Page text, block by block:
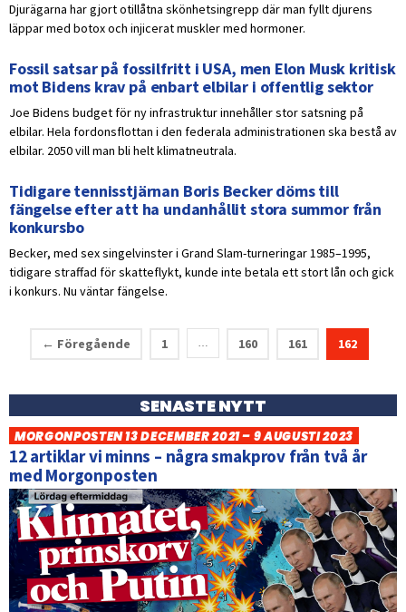
Djurägarna har gjort otillåtna skönhetsingrepp där man fyllt djurens
läppar med botox och injicerat muskler med hormoner.
Fossil satsar på fossilfritt i USA, men Elon Musk kritisk
mot Bidens krav på enbart elbilar i offentlig sektor
Joe Bidens budget för ny infrastruktur innehåller stor satsning på
elbilar. Hela fordonsflottan i den federala administrationen ska bestå av
elbilar. 2050 vill man bli helt klimatneutrala.
Tidigare tennisstjärnan Boris Becker döms till
fängelse efter att ha undanhållit stora summor från
konkursbo
Becker, med sex singelvinster i Grand Slam-turneringar 1985–1995,
tidigare straffad för skatteflykt, kunde inte betala ett stort lån och gick
i konkurs. Nu väntar fängelse.
← Föregående 1 … 160 161 162
SENASTE NYTT
MORGONPOSTEN 13 DECEMBER 2021 – 9 AUGUSTI 2023
12 artiklar vi minns – några smakprov från två år
med Morgonposten